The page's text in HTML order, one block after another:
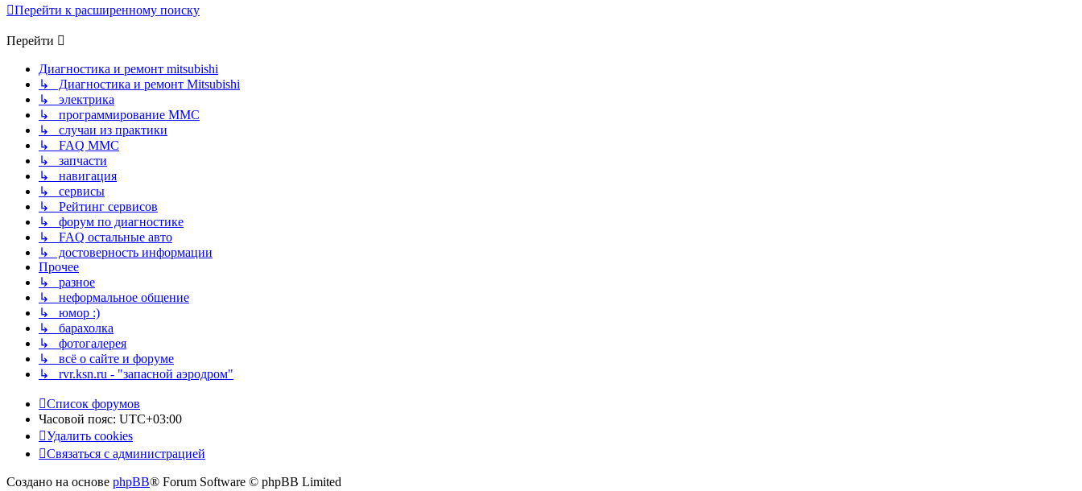
Перейти к расширенному поиску
Перейти
Диагностика и ремонт mitsubishi
↳ Диагностика и ремонт Mitsubishi
↳ электрика
↳ программирование MMC
↳ случаи из практики
↳ FAQ MMC
↳ запчасти
↳ навигация
↳ сервисы
↳ Рейтинг сервисов
↳ форум по диагностике
↳ FAQ остальные авто
↳ достоверность информации
Прочее
↳ разное
↳ неформальное общение
↳ юмор :)
↳ барахолка
↳ фотогалерея
↳ всё о сайте и форуме
↳ rvr.ksn.ru - "запасной аэродром"
Список форумов
Часовой пояс: UTC+03:00
Удалить cookies
Связаться с администрацией
Создано на основе phpBB® Forum Software © phpBB Limited